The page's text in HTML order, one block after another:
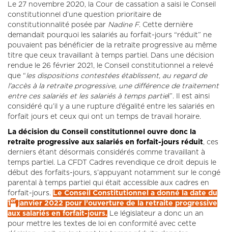
Le 27 novembre 2020, la Cour de cassation a saisi le Conseil
constitutionnel d’une question prioritaire de
constitutionnalité posée par Nadine F. Cette dernière
demandait pourquoi les salariés au forfait-jours “réduit” ne
pouvaient pas bénéficier de la retraite progressive au même
titre que ceux travaillant à temps partiel. Dans une décision
rendue le 26 février 2021, le Conseil constitutionnel a relevé
que “les dispositions contestées établissent, au regard de
l'accès à la retraite progressive, une différence de traitement
entre ces salariés et les salariés à temps partiel”. Il est ainsi
considéré qu’il y a une rupture d’égalité entre les salariés en
forfait jours et ceux qui ont un temps de travail horaire.
La décision du Conseil constitutionnel ouvre donc la
retraite progressive aux salariés en forfait-jours réduit, ces
derniers étant désormais considérés comme travaillant à
temps partiel. La CFDT Cadres revendique ce droit depuis le
début des forfaits-jours, s’appuyant notamment sur le congé
parental à temps partiel qui était accessible aux cadres en
forfait-jours. Le Conseil Constitutionnel a donné la date du
1 er janvier 2022 pour l’ouverture de la retraite progressive
aux salariés en forfait-jours. Le législateur a donc un an
pour mettre les textes de loi en conformité avec cette